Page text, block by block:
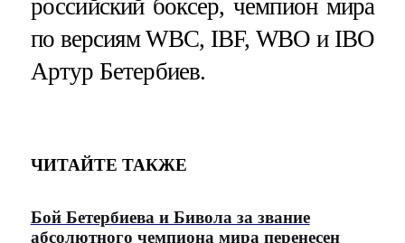
российский боксер, чемпион мира
по версиям WBC, IBF, WBO и IBO
Артур Бетербиев.
ЧИТАЙТЕ ТАКЖЕ
Бой Бетербиева и Бивола за звание
абсолютного чемпиона мира перенесен